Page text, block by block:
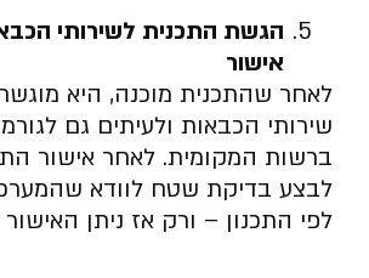
הגשת התכנית לשירותי
אישור
לאחר שהתכנית מוכנה, היא
שירותי הכבאות ולעיתים גם
ברשות המקומית. לאחר אישור
לבצע בדיקת שטח לוודא
לפי התכנון – ורק אז ניתן